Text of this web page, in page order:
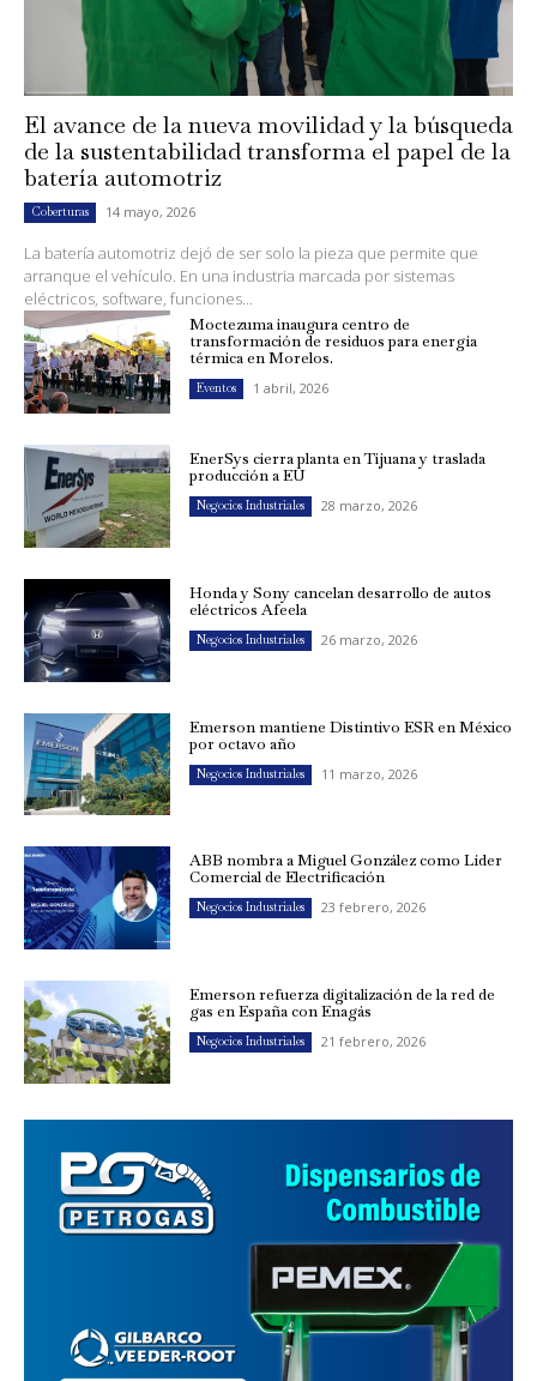
El avance de la nueva movilidad y la búsqueda
de la sustentabilidad transforma el papel de la
batería automotriz
Coberturas 14 mayo, 2026
La batería automotriz dejó de ser solo la pieza que permite que
arranque el vehículo. En una industria marcada por sistemas
eléctricos, software, funciones...
Moctezuma inaugura centro de
transformación de residuos para energía
térmica en Morelos.
Eventos 1 abril, 2026
EnerSys cierra planta en Tijuana y traslada
producción a EU
Negocios Industriales 28 marzo, 2026
Honda y Sony cancelan desarrollo de autos
eléctricos Afeela
Negocios Industriales 26 marzo, 2026
Emerson mantiene Distintivo ESR en México
por octavo año
Negocios Industriales 11 marzo, 2026
ABB nombra a Miguel González como Líder
Comercial de Electrificación
Negocios Industriales 23 febrero, 2026
Emerson refuerza digitalización de la red de
gas en España con Enagás
Negocios Industriales 21 febrero, 2026